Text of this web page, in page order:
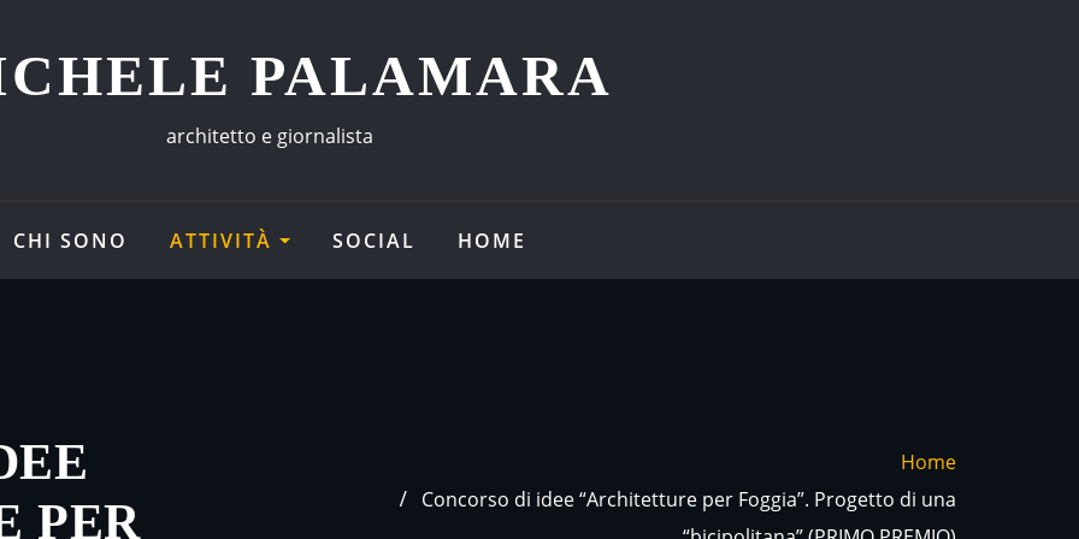
PALAMARA
architetto e giornalista
CHI SONO ATTIVITÀ SOCIAL HOME
PER
Home
Concorso di idee “Architetture per Foggia”. Progetto di una